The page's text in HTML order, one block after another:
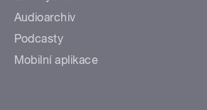
Audioarchiv
Podcasty
Mobilní aplikace